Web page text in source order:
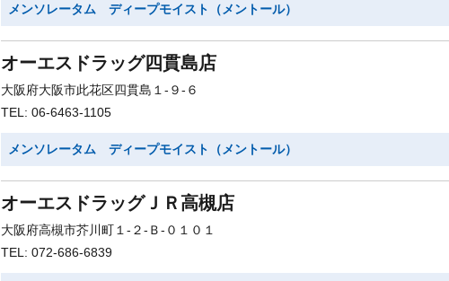
メンソレータム ディープモイスト（メントール）
オーエスドラッグ四貫島店
大阪府大阪市此花区四貫島１-９-６
TEL: 06-6463-1105
メンソレータム ディープモイスト（メントール）
オーエスドラッグＪＲ高槻店
大阪府高槻市芥川町１-２-Ｂ-０１０１
TEL: 072-686-6839